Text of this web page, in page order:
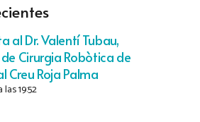
al Dr. Valentí Tubau,
Cirurgia Robòtica de
Creu Roja Palma
19:52